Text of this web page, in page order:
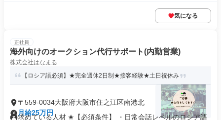
気になる
正社員
海外向けのオークション代行サポート(内勤営業)
株式会社はなまる
【ロシア語必須】★完全週休2日制★接客経験★土日祝休み
〒559-0034大阪府大阪市住之江区南港北
月給25万円
求めている人材 ✬【必須条件】 ・日常会話レベルのロシア語